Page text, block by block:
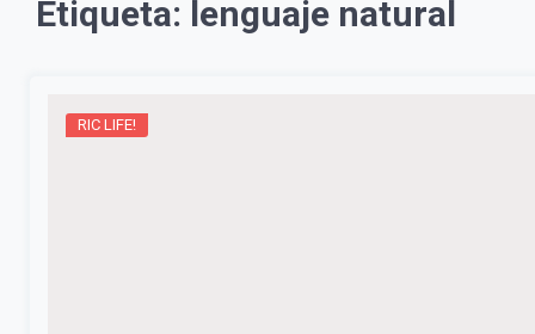
Etiqueta: lenguaje natural
RIC LIFE!